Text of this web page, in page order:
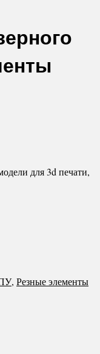
для 3d печати,
, Резные элементы